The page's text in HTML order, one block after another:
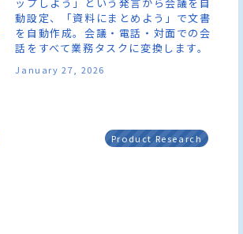
動設定、「資料にまとめよう」で文書
を自動作成。会議・電話・対面での会
話をすべて業務タスクに変換します。
January 27, 2026
Product Research